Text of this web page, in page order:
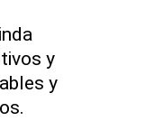
y
y